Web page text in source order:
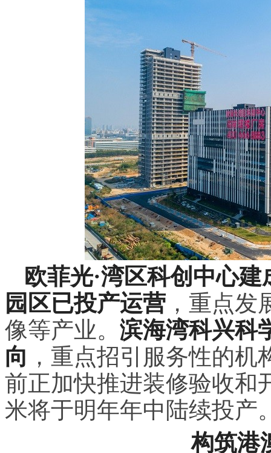
欧菲光·湾区科创中心
园区已投产运营 ，重点
像等产业。 滨海湾科兴科
向 ，重点招引服务性的
前正加快推进装修验收和
米将于明年年中陆续投产
构筑港